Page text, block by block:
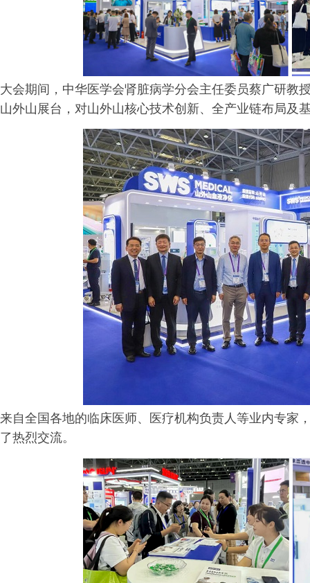
大会期间，中华医学会肾脏病学分会主任委员蔡广研教
山外山展台，对山外山核心技术创新、全产业链布局及
来自全国各地的临床医师、医疗机构负责人等业内专家
了热烈交流。